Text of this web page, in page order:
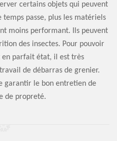
certains objets qui peuvent
passe, plus les matériels
moins performant. Ils peuvent
des insectes. Pour pouvoir
parfait état, il est très
de débarras de grenier.
garantir le bon entretien de
de propreté.